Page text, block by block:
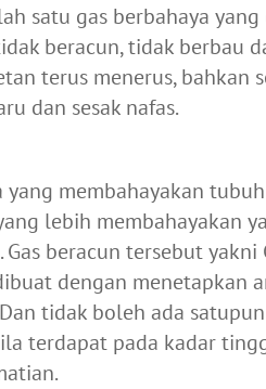
satu gas berbahaya
beracun, tidak berbau
terus menerus, bahkan
dan sesak nafas.
yang membahayakan
lebih membahayakan
Gas beracun tersebut yakni
dengan menetapkan
tidak boleh ada
terdapat pada kadar